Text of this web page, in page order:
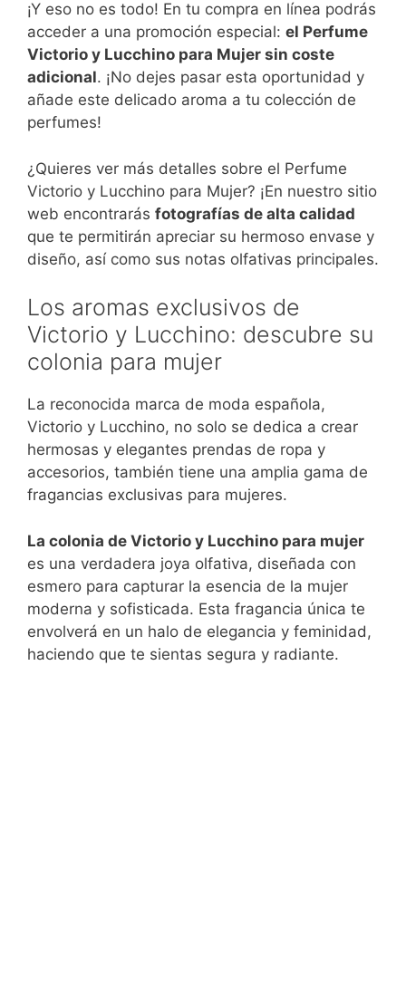
¡Y eso no es todo! En tu compra en línea podrás
acceder a una promoción especial: el Perfume
Victorio y Lucchino para Mujer sin coste
adicional. ¡No dejes pasar esta oportunidad y
añade este delicado aroma a tu colección de
perfumes!
¿Quieres ver más detalles sobre el Perfume
Victorio y Lucchino para Mujer? ¡En nuestro sitio
web encontrarás fotografías de alta calidad
que te permitirán apreciar su hermoso envase y
diseño, así como sus notas olfativas principales.
Los aromas exclusivos de
Victorio y Lucchino: descubre su
colonia para mujer
La reconocida marca de moda española,
Victorio y Lucchino, no solo se dedica a crear
hermosas y elegantes prendas de ropa y
accesorios, también tiene una amplia gama de
fragancias exclusivas para mujeres.
La colonia de Victorio y Lucchino para mujer
es una verdadera joya olfativa, diseñada con
esmero para capturar la esencia de la mujer
moderna y sofisticada. Esta fragancia única te
envolverá en un halo de elegancia y feminidad,
haciendo que te sientas segura y radiante.